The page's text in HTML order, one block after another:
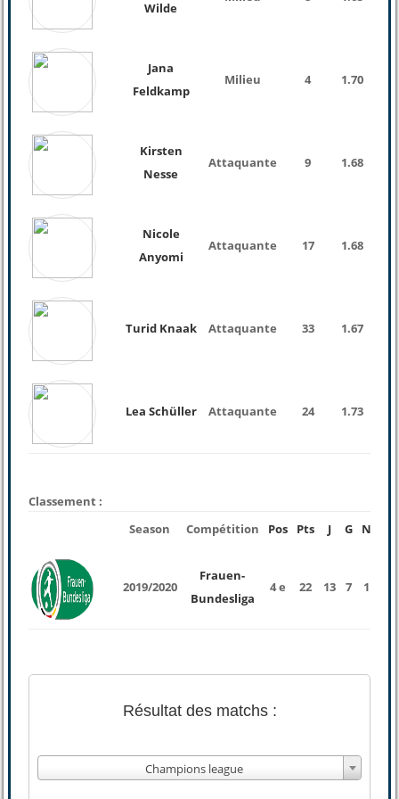
Wilde
Jana
Feldkamp
Milieu 4 1.70
Kirsten
Nesse
Attaquante 9 1.68
Nicole
Anyomi
Attaquante 17 1.68
Turid Knaak Attaquante 33 1.67
Lea Schüller Attaquante 24 1.73
Classement :
Season
Compétition Pos Pts J G N
2019/2020
Frauen-
Bundesliga
4 e 22 13 7 1
Résultat des matchs :
Champions league